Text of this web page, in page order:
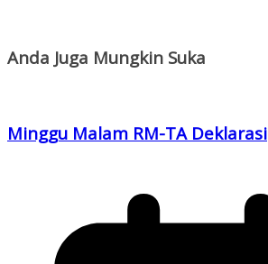
Anda Juga Mungkin Suka
Minggu Malam RM-TA Deklarasi